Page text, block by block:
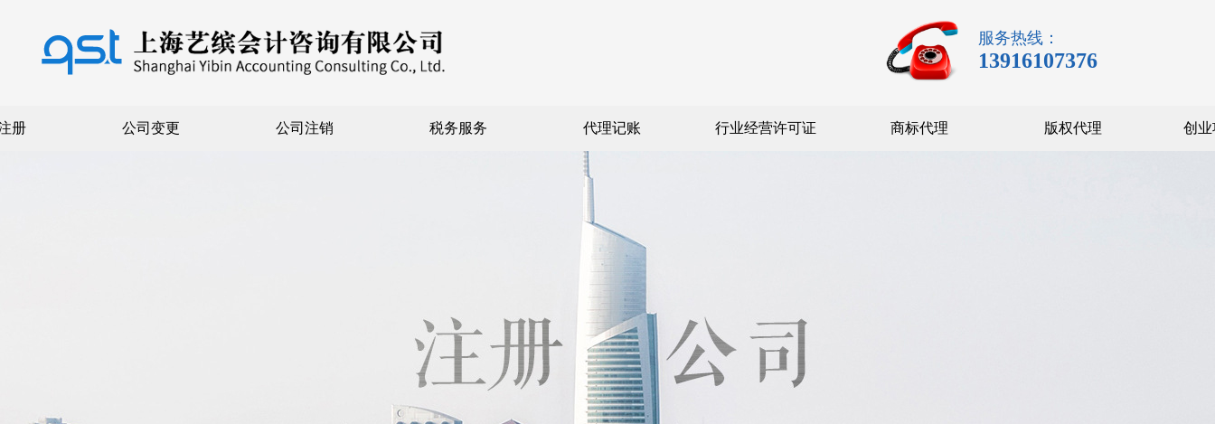
册 公司变更 公司注销 税务服务 代理记账 行业经营许可证 商标代理 版权代理 创
特殊行业注册
服务热线：
13916107376